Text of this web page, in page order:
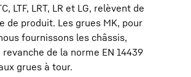
LTF, LRT, LR et LG, relèvent de
de produit. Les grues MK, pour
fournissons les châssis,
de la norme EN 14439
grues à tour.